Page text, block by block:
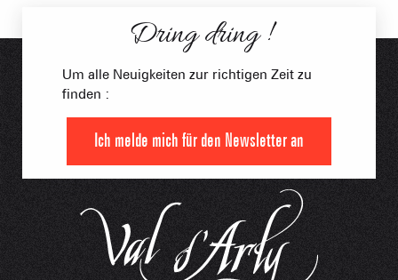
Dring dring !
Um alle Neuigkeiten zur richtigen Zeit zu
finden :
Ich melde mich für den Newsletter an